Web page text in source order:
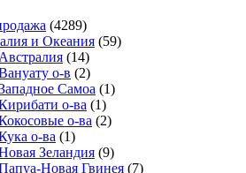
(4289)
и Океания (59)
Австралия (14)
о-в (2)
Самоа (1)
о-ва (1)
о-ва (2)
о-ва (1)
Зеландия (9)
Новая Гвинея (7)